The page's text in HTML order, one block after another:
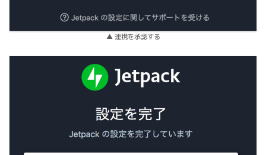
▲ 連携を承認する